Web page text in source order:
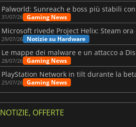
31/07/26 Gaming News
Microsoft rivede Project Helix: Steam
29/07/26 Notizie su Hardware
28/07/26 Gaming News
25/07/26 Gaming News
NOTIZIE, OFFERTE